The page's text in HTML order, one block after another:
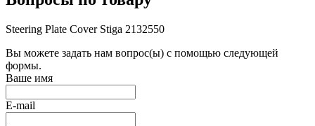
Steering Plate Cover Stiga 2132550
Вы можете задать нам вопрос(ы) с помощью следующей
формы.
Ваше имя
E-mail